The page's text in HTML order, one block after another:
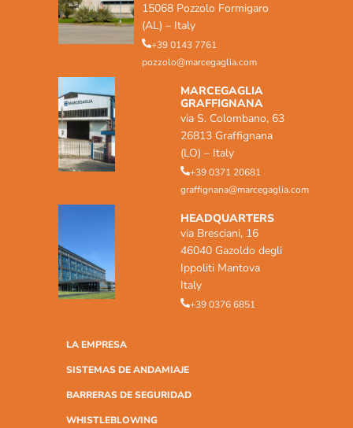
15068 Pozzolo Formigaro
(AL) – Italy
+39 0143 7761
pozzolo@marcegaglia.com
MARCEGAGLIA
GRAFFIGNANA
via S. Colombano, 63
26813 Graffignana
(LO) – Italy
+39 0371 20681
graffignana@marcegaglia.com
HEADQUARTERS
via Bresciani, 16
46040 Gazoldo degli
Ippoliti Mantova
Italy
+39 0376 6851
LA EMPRESA
SISTEMAS DE ANDAMIAJE
BARRERAS DE SEGURIDAD
WHISTLEBLOWING